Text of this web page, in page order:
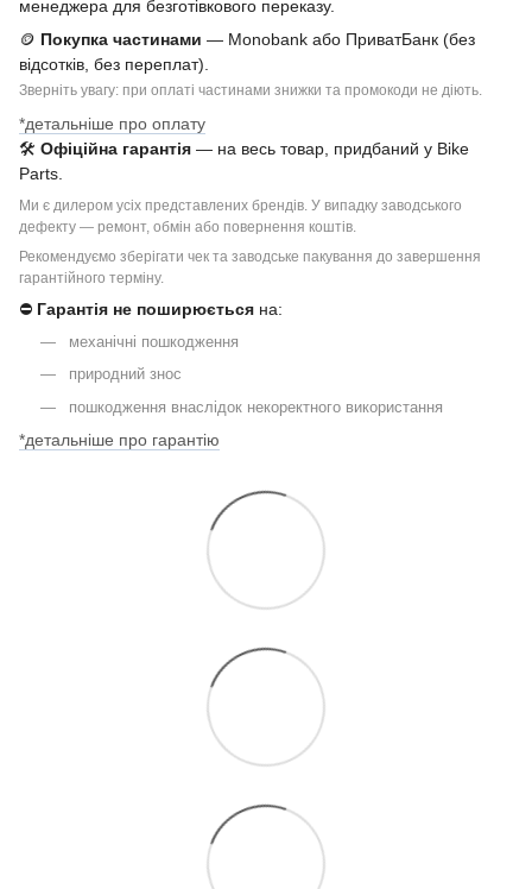
менеджера для безготівкового переказу.
🪙 Покупка частинами — Monobank або ПриватБанк (без
відсотків, без переплат).
Зверніть увагу: при оплаті частинами знижки та промокоди не діють.
*детальніше про оплату
🛠 Офіційна гарантія — на весь товар, придбаний у Bike
Parts.
Ми є дилером усіх представлених брендів. У випадку заводського
дефекту — ремонт, обмін або повернення коштів.
Рекомендуємо зберігати чек та заводське пакування до завершення
гарантійного терміну.
⛔ Гарантія не поширюється на:
механічні пошкодження
природний знос
пошкодження внаслідок некоректного використання
*детальніше про гарантію